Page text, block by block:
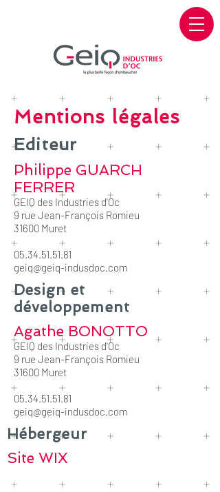
Mentions légales
Editeur
Philippe GUARCH
FERRER
GEIQ des Industries d'Oc
9 rue Jean-François Romieu
31600 Muret
05.34.51.51.81
geiq@geiq-indusdoc.com
Design et
développement
Agathe BONOTTO
GEIQ des Industries d'Oc
9 rue Jean-François Romieu
31600 Muret
05.34.51.51.81
geiq@geiq-indusdoc.com
Hébergeur
Site WIX